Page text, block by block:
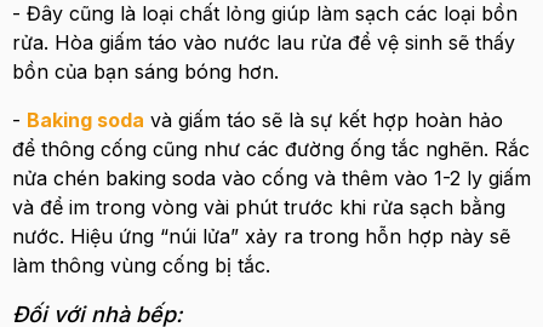
- Đây cũng là loại chất lỏng giúp làm sạch các loại bồn
rửa. Hòa giấm táo vào nước lau rửa để vệ sinh sẽ thấy
bồn của bạn sáng bóng hơn.
- Baking soda và giấm táo sẽ là sự kết hợp hoàn hảo
để thông cống cũng như các đường ống tắc nghẽn. Rắc
nửa chén baking soda vào cống và thêm vào 1-2 ly giấm
và để im trong vòng vài phút trước khi rửa sạch bằng
nước. Hiệu ứng “núi lửa” xảy ra trong hỗn hợp này sẽ
làm thông vùng cống bị tắc.
Đối với nhà bếp: